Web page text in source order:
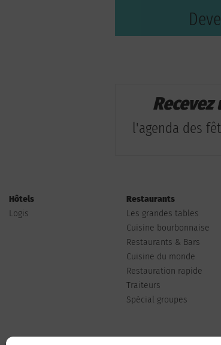
l'agenda des
Hôtels
Logis
Restaurants
Les grandes tables
Cuisine bourbonnaise
Restaurants & Bars
Cuisine du monde
Restauration rapide
Traiteurs
Spécial groupes